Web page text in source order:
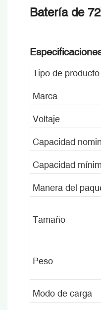
Batería de
Tipo de producto
Marca
Voltaje
Capacidad
Capacidad
Manera del
Tamaño
Peso
Modo de carga